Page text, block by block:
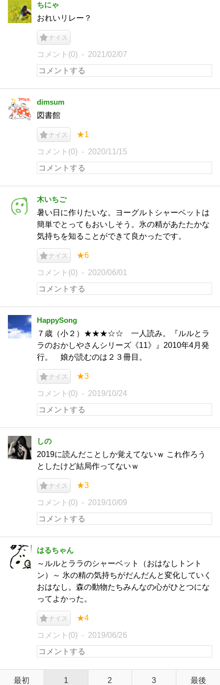
ちにゃ
おれいリレー？
ナイス
コメント(0) 2021/02/07
dimsum
図書館
ナイス ★1
コメント(0) 2020/11/15
木いちご
暑い日に作りたいな。ヨーグルトシャーベットは
簡単でとってもおいしそう。氷の精があたたかな
気持ちを知ることができて良かったです。
ナイス ★6
コメント(0) 2020/06/01
HappySong
７歳（小２）★★★☆☆ 一人読み。『ルルとラ
ラのおかしやさんシリーズ《11》』2010年4月発
行。 娘が読むのは２３冊目。
ナイス ★3
コメント(0) 2019/10/24
しの
2019に読んだことしか覚えてないｗ これ作ろう
としたけど結局作ってないｗ
ナイス ★3
コメント(0) 2019/10/09
はるちゃん
～ルルとララのシャーベット（おはなしトント
ン）～ 氷の精の気持ちがだんだんと変化していく
おはなし。森の動物たちみんなの心がひとつにな
ってよかった。
ナイス ★4
コメント(0) 2019/06/26
最初 1 2 3 最後